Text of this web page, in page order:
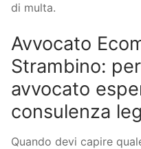
di multa.
Avvocato
Strambino:
avvocato
consulenza
Quando devi capire